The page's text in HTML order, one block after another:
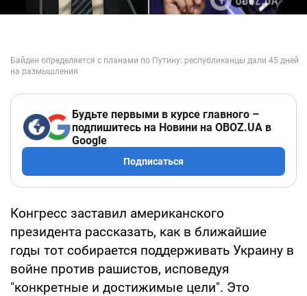
Будьте первыми в курсе главного –
подпишитесь на Новини на OBOZ.UA в
Google
Подписаться
Конгресс заставил американского
президента рассказать, как в ближайшие
годы тот собирается поддерживать Украину в
войне против рашистов, исповедуя
"конкретные и достижимые цели". Это